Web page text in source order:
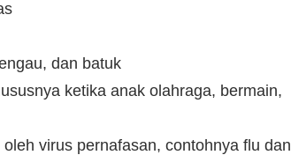
dan batuk
ketika anak olahraga, bermain,
virus pernafasan, contohnya flu dan